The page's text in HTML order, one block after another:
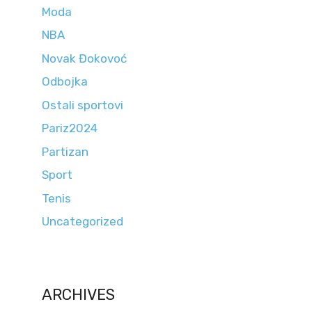
Moda
NBA
Novak Đokovoć
Odbojka
Ostali sportovi
Pariz2024
Partizan
Sport
Tenis
Uncategorized
ARCHIVES